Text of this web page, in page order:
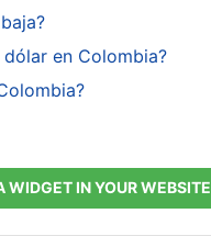
en Colombia?
WIDGET IN YOUR WEBSITE